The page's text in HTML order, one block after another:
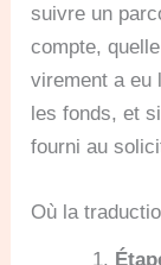
suivre un
compte,
virement a eu
les fonds, et
fourni au
Où la